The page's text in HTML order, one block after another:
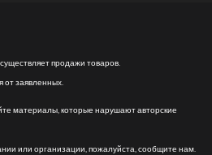
продажи товаров.
от заявленных.
материалы, которые нарушают авторские
или организации, пожалуйста, сообщите нам.